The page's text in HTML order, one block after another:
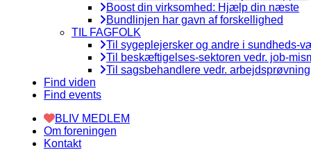
Boost din virksomhed: Hjælp din næste
Bundlinjen har gavn af forskellighed
TIL FAGFOLK
Til sygeplejersker og andre i sundheds-
Til beskæftigelses-sektoren vedr. job-
Til sagsbehandlere vedr. arbejdsprøvning
Find viden
Find events
BLIV MEDLEM
Om foreningen
Kontakt